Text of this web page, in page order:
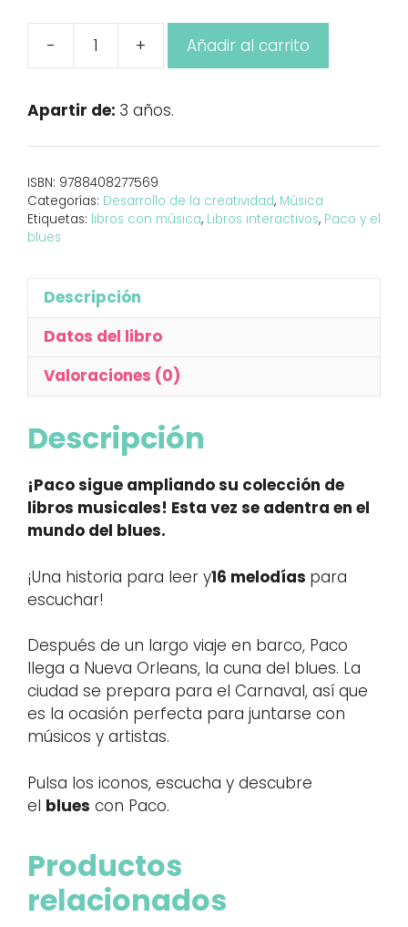
-
Paco
cantidad
+ Añadir al carrito
Apartir de: 3 años.
ISBN: 9788408277569
Categorías: Desarrollo de la creatividad, Música
Etiquetas: libros con música, Libros interactivos, Paco y el
blues
Descripción
Datos del libro
Valoraciones (0)
Descripción
¡Paco sigue ampliando su colección de
libros musicales! Esta vez se adentra en el
mundo del blues.
¡Una historia para leer y16 melodías para
escuchar!
Después de un largo viaje en barco, Paco
llega a Nueva Orleans, la cuna del blues. La
ciudad se prepara para el Carnaval, así que
es la ocasión perfecta para juntarse con
músicos y artistas.
Pulsa los iconos, escucha y descubre
el blues con Paco.
Productos
relacionados